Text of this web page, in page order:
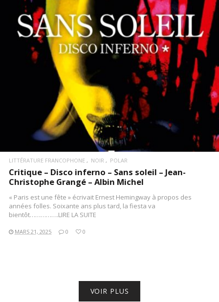
LIRE LA SUITE
LITTÉRATURE FRANCOPHONE NOIR POLAR
Critique – Disco inferno – Sans soleil – Jean-
Christophe Grangé – Albin Michel
« Paris est une fête » écrivait Ernest Hemingway à propos des
années folles. Soixante ans plus tard, la fiesta va
bientôt…………….LIRE LA SUITE
MARS 21, 2025 0 0
VOIR PLUS